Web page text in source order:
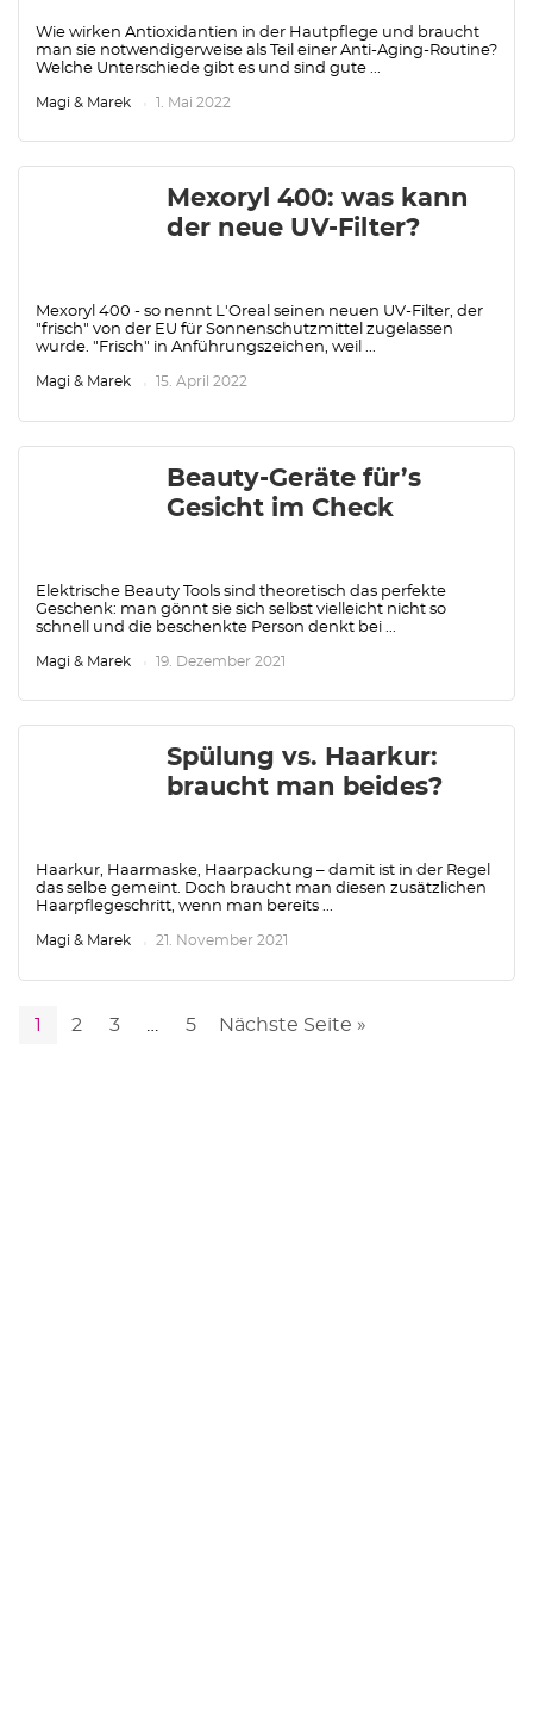
Wie wirken Antioxidantien in der Hautpflege und braucht
man sie notwendigerweise als Teil einer Anti-Aging-Routine?
Welche Unterschiede gibt es und sind gute ...
Magi & Marek 1. Mai 2022
Mexoryl 400: was kann
der neue UV-Filter?
Mexoryl 400 - so nennt L'Oreal seinen neuen UV-Filter, der
"frisch" von der EU für Sonnenschutzmittel zugelassen
wurde. "Frisch" in Anführungszeichen, weil ...
Magi & Marek 15. April 2022
Beauty-Geräte für’s
Gesicht im Check
Elektrische Beauty Tools sind theoretisch das perfekte
Geschenk: man gönnt sie sich selbst vielleicht nicht so
schnell und die beschenkte Person denkt bei ...
Magi & Marek 19. Dezember 2021
Spülung vs. Haarkur:
braucht man beides?
Haarkur, Haarmaske, Haarpackung – damit ist in der Regel
das selbe gemeint. Doch braucht man diesen zusätzlichen
Haarpflegeschritt, wenn man bereits ...
Magi & Marek 21. November 2021
1 2 3 5 Nächste Seite »